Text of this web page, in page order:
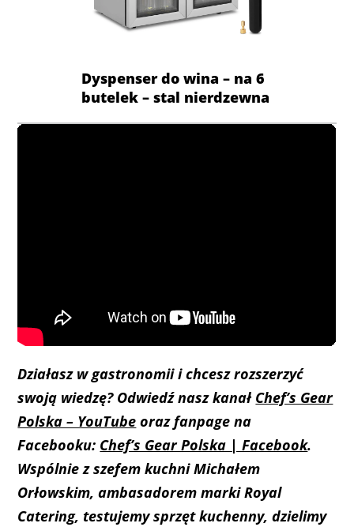
Dyspenser do wina – na 6
butelek – stal nierdzewna
Działasz w gastronomii i chcesz rozszerzyć
swoją wiedzę? Odwiedź nasz kanał Chef’s Gear
Polska – YouTube oraz fanpage na
Facebooku: Chef’s Gear Polska | Facebook.
Wspólnie z szefem kuchni Michałem
Orłowskim, ambasadorem marki Royal
Catering, testujemy sprzęt kuchenny, dzielimy